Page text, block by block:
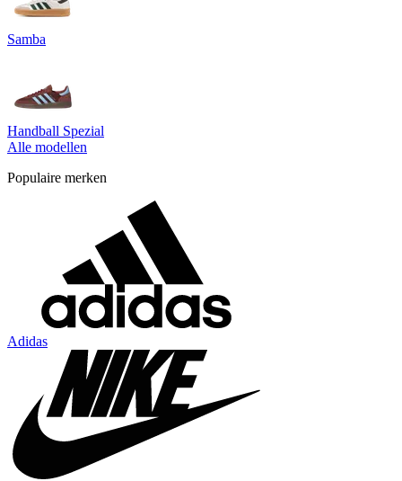
Samba
Handball Spezial
Alle modellen
Populaire merken
Adidas